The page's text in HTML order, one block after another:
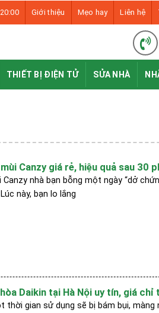
Giới thiệu Mẹo hay Liên hệ
THIẾT BỊ ĐIỆN TỬ SỬA NHÀ
Canzy giá rẻ, hiệu quả sau 30
nhà bạn bỗng một ngày “dở
này, bạn lo lắng
Daikin tại Hà Nội uy tín, giá chỉ
thời gian sử dụng sẽ bị bám bụi, màng